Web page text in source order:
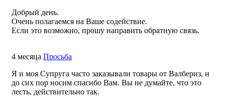
Добрый день.
Очень полагаемся на Ваше содействие.
Если это возможно, прошу направить обратную связь.
4 месяца Просьба
Я и моя Супруга часто заказывали товары от Валбериз, и
до сих пор носим спасибо Вам. Вы не думайте, что это
лесть, действительно так.